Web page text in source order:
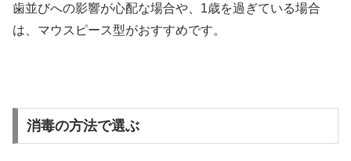
歯並びへの影響が心配な場合や、1歳を過ぎている場合
は、マウスピース型がおすすめです。
消毒の方法で選ぶ